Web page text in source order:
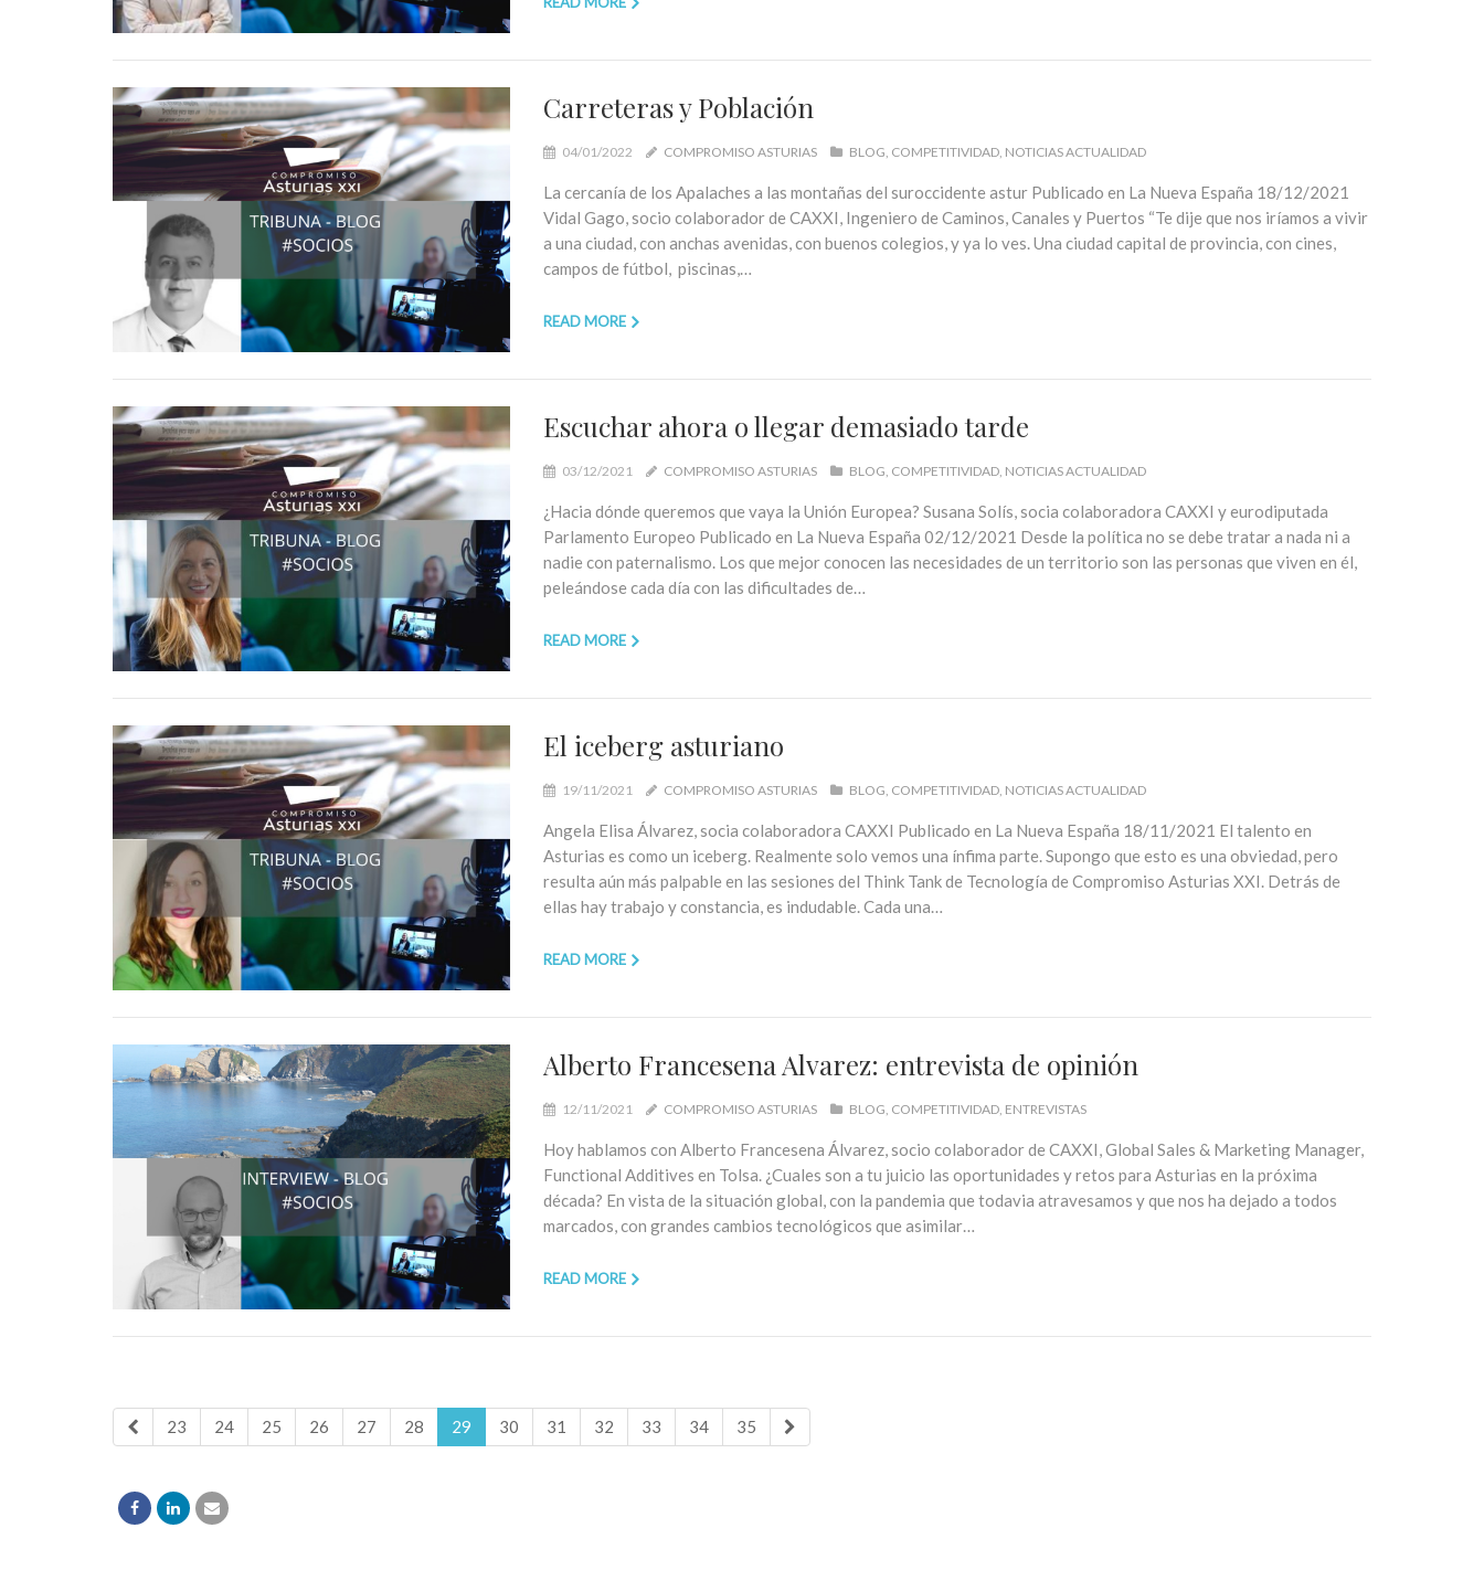
Carreteras y Población
04/01/2022 COMPROMISO ASTURIAS BLOG COMPETITIVIDAD NOTICIAS ACTUALIDAD
La cercanía de los Apalaches a las montañas del suroccidente astur Publicado en La Nueva España 18/12/2021
Vidal Gago, socio colaborador de CAXXI, Ingeniero de Caminos, Canales y Puertos “Te dije que nos iríamos a vivir
a una ciudad, con anchas avenidas, con buenos colegios, y ya lo ves. Una ciudad capital de provincia, con cines,
campos de fútbol, piscinas,…
READ MORE
Escuchar ahora o llegar demasiado tarde
03/12/2021 COMPROMISO ASTURIAS BLOG COMPETITIVIDAD NOTICIAS ACTUALIDAD
¿Hacia dónde queremos que vaya la Unión Europea? Susana Solís, socia colaboradora CAXXI y eurodiputada
Parlamento Europeo Publicado en La Nueva España 02/12/2021 Desde la política no se debe tratar a nada ni a
nadie con paternalismo. Los que mejor conocen las necesidades de un territorio son las personas que viven en él,
peleándose cada día con las dificultades de…
READ MORE
El iceberg asturiano
19/11/2021 COMPROMISO ASTURIAS BLOG COMPETITIVIDAD NOTICIAS ACTUALIDAD
Angela Elisa Álvarez, socia colaboradora CAXXI Publicado en La Nueva España 18/11/2021 El talento en
Asturias es como un iceberg. Realmente solo vemos una ínfima parte. Supongo que esto es una obviedad, pero
resulta aún más palpable en las sesiones del Think Tank de Tecnología de Compromiso Asturias XXI. Detrás de
ellas hay trabajo y constancia, es indudable. Cada una…
READ MORE
Alberto Francesena Alvarez: entrevista de opinión
12/11/2021 COMPROMISO ASTURIAS BLOG COMPETITIVIDAD ENTREVISTAS
Hoy hablamos con Alberto Francesena Álvarez, socio colaborador de CAXXI, Global Sales & Marketing Manager,
Functional Additives en Tolsa. ¿Cuales son a tu juicio las oportunidades y retos para Asturias en la próxima
década? En vista de la situación global, con la pandemia que todavia atravesamos y que nos ha dejado a todos
marcados, con grandes cambios tecnológicos que asimilar…
READ MORE
23 24 25 26 27 28 29 30 31 32 33 34 35